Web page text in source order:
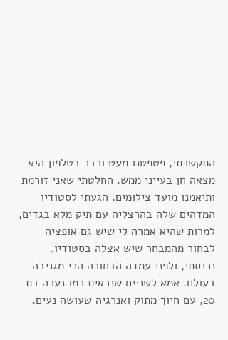
התקשרתי, פטפטנו מעט וכבר בטלפון היא
מצאה חן בעייני ממש. החלטתי שאני זורמת
ותיאמנו מועד צילומים. הגעתי לסטודיו
המדהים שלה בהרצליה עם תיק מלא בגדים,
למרות שהיא אמרה לי שיש גם אופציה
לבחור מהמבחר שיש אצלה בסטודיו.
נכנסתי, ולפני עמדה הבחורה הכי מגניבה
בעולם. אמא לשניים שנראית כמו נערה בת
20, עם חיוך מתוק ואנרגיה שעושה נעים.